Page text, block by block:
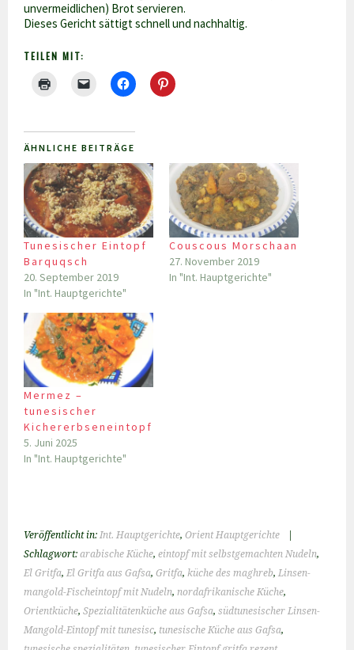
unvermeidlichen) Brot servieren.
Dieses Gericht sättigt schnell und nachhaltig.
TEILEN MIT:
ÄHNLICHE BEITRÄGE
Tunesischer Eintopf
Barquqsch
20. September 2019
In "Int. Hauptgerichte"
Couscous Morschaan
27. November 2019
In "Int. Hauptgerichte"
Mermez –
tunesischer
Kichererbseneintopf
5. Juni 2025
In "Int. Hauptgerichte"
Veröffentlicht in: Int. Hauptgerichte,Orient Hauptgerichte
Schlagwort:arabische Küche,eintopf mit selbstgemachten Nudeln,
El Gritfa, El Gritfa aus Gafsa,Gritfa, küche des maghreb, Linsen-
mangold-Fischeintopf mit Nudeln, nordafrikanische Küche,
Orientküche,Spezialitätenküche aus Gafsa,südtunesischer Linsen-
Mangold-Eintopf mit tunesisc, tunesische Küche aus Gafsa,